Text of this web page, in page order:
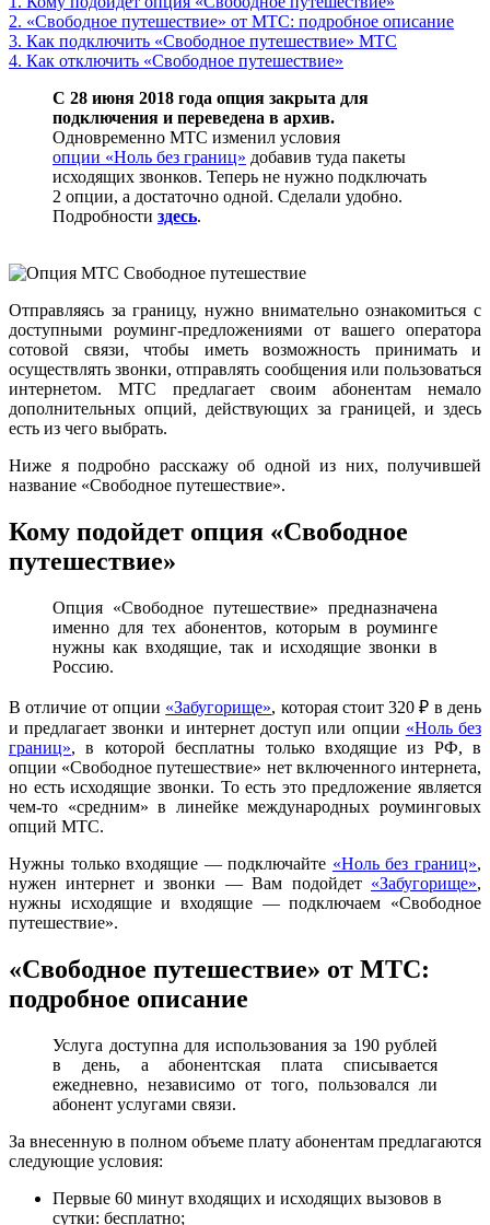
2. «Свободное путешествие» от МТС: подробное описание
3. Как подключить «Свободное путешествие» МТС
4. Как отключить «Свободное путешествие»
С 28 июня 2018 года опция закрыта для
подключения и переведена в архив.
Одновременно МТС изменил условия
опции «Ноль без границ» добавив туда пакеты
исходящих звонков. Теперь не нужно подключать
2 опции, а достаточно одной. Сделали удобно.
Подробности здесь.
Отправляясь за границу, нужно внимательно ознакомиться с
доступными роуминг-предложениями от вашего оператора
сотовой связи, чтобы иметь возможность принимать и
осуществлять звонки, отправлять сообщения или пользоваться
интернетом. МТС предлагает своим абонентам немало
дополнительных опций, действующих за границей, и здесь
есть из чего выбрать.
Ниже я подробно расскажу об одной из них, получившей
название «Свободное путешествие».
Кому подойдет опция «Свободное
путешествие»
Опция «Свободное путешествие» предназначена
именно для тех абонентов, которым в роуминге
нужны как входящие, так и исходящие звонки в
Россию.
В отличие от опции «Забугорище», которая стоит 320 ₽ в день
и предлагает звонки и интернет доступ или опции «Ноль без
границ», в которой бесплатны только входящие из РФ, в
опции «Свободное путешествие» нет включенного интернета,
но есть исходящие звонки. То есть это предложение является
чем-то «средним» в линейке международных роуминговых
опций МТС.
Нужны только входящие — подключайте «Ноль без границ»,
нужен интернет и звонки — Вам подойдет «Забугорище»,
нужны исходящие и входящие — подключаем «Свободное
путешествие».
«Свободное путешествие» от МТС:
подробное описание
Услуга доступна для использования за 190 рублей
в день, а абонентская плата списывается
ежедневно, независимо от того, пользовался ли
абонент услугами связи.
За внесенную в полном объеме плату абонентам предлагаются
следующие условия:
Первые 60 минут входящих и исходящих вызовов в
сутки: бесплатно;